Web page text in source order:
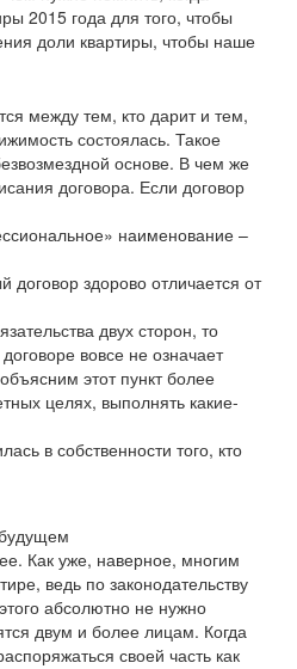
2015 года для того, чтобы
доли квартиры, чтобы наше
между тем, кто дарит и тем,
состоялась. Такое
основе. В чем же
договора. Если договор
наименование –
здорово отличается от
двух сторон, то
вовсе не означает
этот пункт более
целях, выполнять какие-
в собственности того, кто
Как уже, наверное, многим
ведь по законодательству
абсолютно не нужно
двум и более лицам. Когда
своей часть как